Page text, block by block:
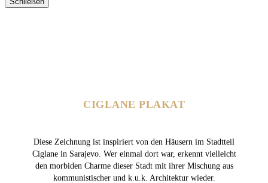
CIGLANE PLAKAT
Diese Zeichnung ist inspiriert von den Häusern im Stadtteil
Ciglane in Sarajevo. Wer einmal dort war, erkennt vielleicht
den morbiden Charme dieser Stadt mit ihrer Mischung aus
kommunistischer und k.u.k. Architektur wieder.